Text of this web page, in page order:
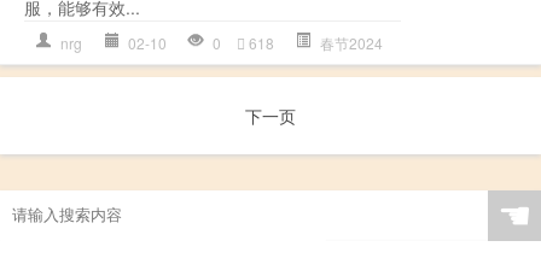
服，能够有效...
nrg 02-10 0 618 春节2024
下一页
☚